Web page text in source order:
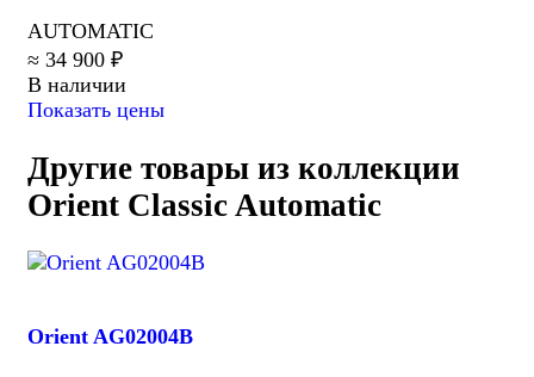
AUTOMATIC
≈ 34 900 ₽
В наличии
Показать цены
Другие товары из коллекции
Orient Classic Automatic
Orient AG02004B